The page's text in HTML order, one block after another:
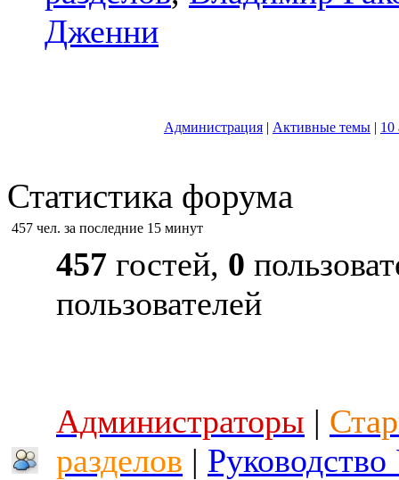
Дженни
Администрация | Активные темы | 10
Статистика форума
457 чел. за последние 15 минут
457 гостей, 0
пользователей
Администраторы |
разделов |